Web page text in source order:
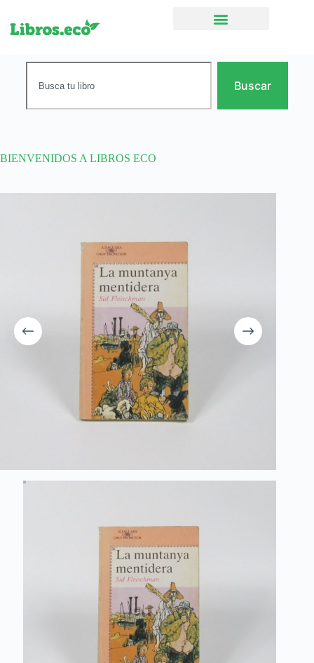
Buscar
BIENVENIDOS A LIBROS ECO